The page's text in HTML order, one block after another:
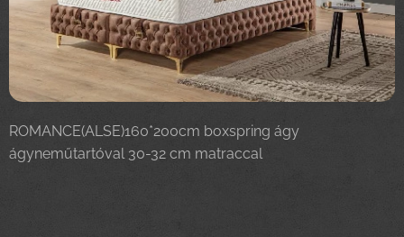
ROMANCE(ALSE)160*200cm boxspring ágy
ágyneműtartóval 30-32 cm matraccal